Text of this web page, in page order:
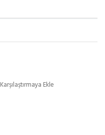
Karşılaştırmaya Ekle